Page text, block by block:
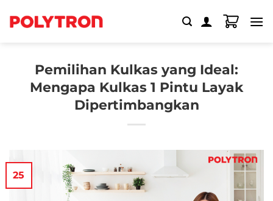
Pemilihan Kulkas yang Ideal:
Mengapa Kulkas 1 Pintu Layak
Dipertimbangkan
25